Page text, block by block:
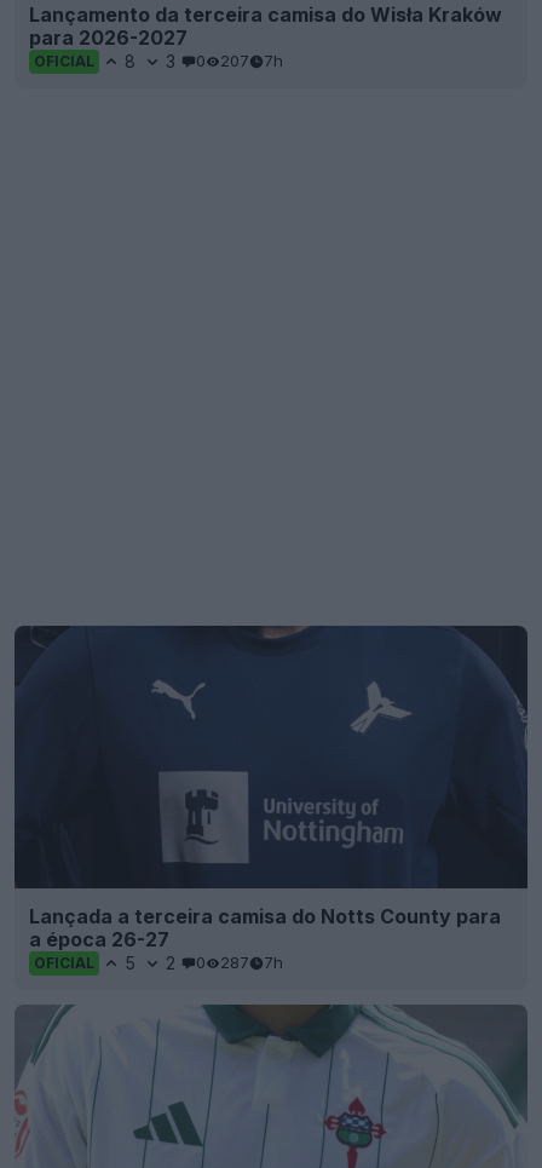
Lançamento da terceira camisa do Wisła Kraków
para 2026-2027
OFICIAL 8 3 0 207 7h
Lançada a terceira camisa do Notts County para
a época 26-27
OFICIAL 5 2 0 287 7h